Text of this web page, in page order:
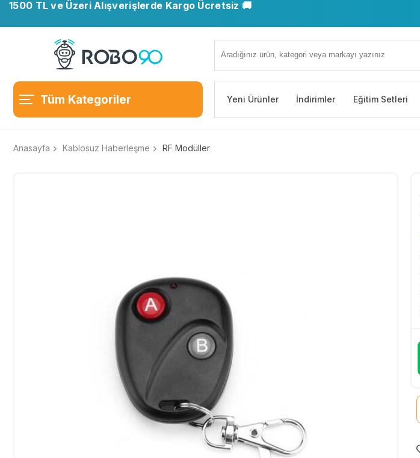
1500 TL ve Üzeri Alışverişlerde Kargo Ücretsiz 🚚
Tüm Kategoriler Yeni Ürünler İndirimler Eğitim Setleri
Anasayfa Kablosuz Haberleşme RF Modüller